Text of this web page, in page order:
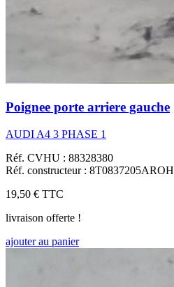
Poignee porte arriere gauche
AUDI A4 3 PHASE 1
Réf. CVHU : 88328380
Réf. constructeur : 8T0837205AROH
19,50 € TTC
livraison offerte !
ajouter au panier